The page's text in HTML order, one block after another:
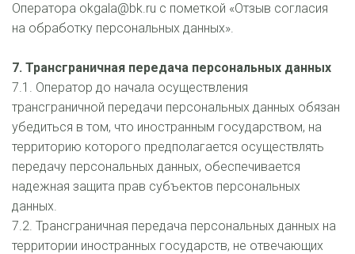
Оператора okgala@bk.ru с пометкой «Отзыв согласия
на обработку персональных данных».
7. Трансграничная передача персональных данных
7.1. Оператор до начала осуществления
трансграничной передачи персональных данных обязан
убедиться в том, что иностранным государством, на
территорию которого предполагается осуществлять
передачу персональных данных, обеспечивается
надежная защита прав субъектов персональных
данных.
7.2. Трансграничная передача персональных данных на
территории иностранных государств, не отвечающих